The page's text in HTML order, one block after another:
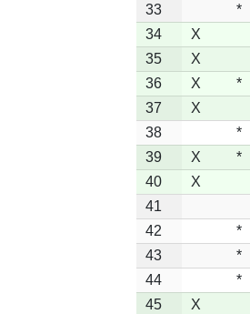
33
*
34
X
35
X
36
X *
37
X
38
*
39
X *
40
X
41
42
*
43
*
44
*
45
X